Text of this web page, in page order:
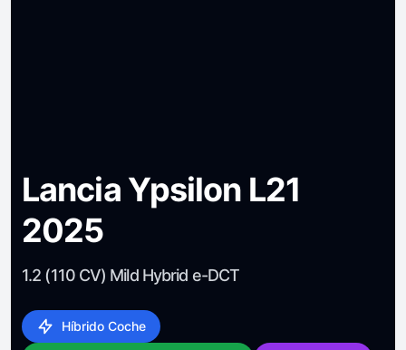
Lancia Ypsilon L21
2025
1.2 (110 CV) Mild Hybrid e-DCT
Híbrido Coche